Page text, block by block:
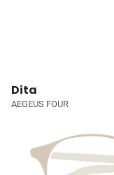
Dita
AEGEUS FOUR